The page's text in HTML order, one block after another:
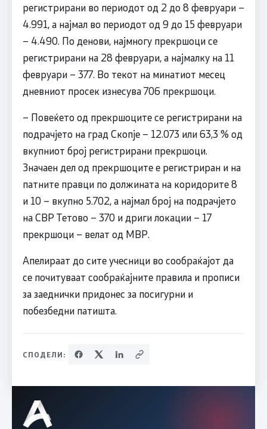
регистрирани во периодот од 2 до 8 февруари –
4.991, а најмал во периодот од 9 до 15 февруари
– 4.490. По денови, најмногу прекршоци се
регистрирани на 28 февруари, а најмалку на 11
февруари – 377. Во текот на минатиот месец
дневниот просек изнесува 706 прекршоци.
– Повеќето од прекршоците се регистрирани на
подрачјето на град Скопје – 12.073 или 63,3 % од
вкупниот број регистрирани прекршоци.
Значаен дел од прекршоците е регистриран и на
патните правци по должината на коридорите 8
и 10 – вкупно 5.702, а најмал број на подрачјето
на СВР Тетово – 370 и дриги локации – 17
прекршоци – велат од МВР.
Апелираат до сите учесници во сообраќајот да
се почитуваат сообраќајните правила и прописи
за заеднички придонес за посигурни и
побезбедни патишта.
СПОДЕЛИ: